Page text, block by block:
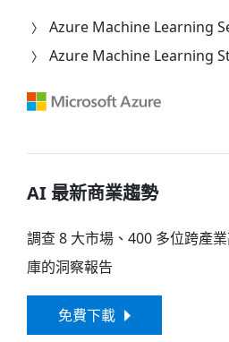
Azure Machine Learning
Azure Machine Learning
AI 最新商業趨勢
調查 8 大市場、400 多位跨產
庫的洞察報告
免費下載